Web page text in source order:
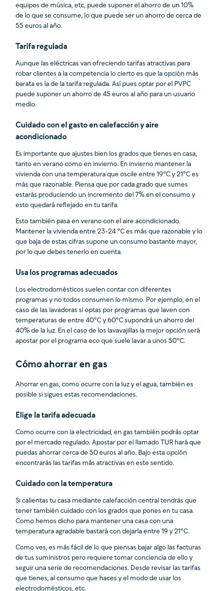
equipos de música, etc, puede suponer el ahorro de un 10%
de lo que se consume, lo que puede ser un ahorro de cerca de
55 euros al año.
Tarifa regulada
Aunque las eléctricas van ofreciendo tarifas atractivas para
robar clientes a la competencia lo cierto es que la opción más
barata es la de la tarifa regulada. Así pues optar por el PVPC
puede suponer un ahorro de 45 euros al año para un usuario
medio.
Cuidado con el gasto en calefacción y aire
acondicionado
Es importante que ajustes bien los grados que tienes en casa,
tanto en verano como en invierno. En invierno mantener la
vivienda con una temperatura que oscile entre 19ºC y 21ºC es
más que razonable. Piensa que por cada grado que sumes
estarás produciendo un incremento del 7% en el consumo y
esto quedará reflejado en tu tarifa.
Esto también pasa en verano con el aire acondicionado.
Mantener la vivienda entre 23-24 ºC es más que razonable y lo
que baja de estas cifras supone un consumo bastante mayor,
por lo que debes tenerlo en cuenta.
Usa los programas adecuados
Los electrodomésticos suelen contar con diferentes
programas y no todos consumen lo mismo. Por ejemplo, en el
caso de las lavadoras si optas por programas que laven con
temperaturas de entre 40ºC y 60ºC supondrá un ahorro del
40% de la luz. En el caso de los lavavajillas la mejor opción será
apostar por el programa eco que suele lavar a unos 50ºC.
Cómo ahorrar en gas
Ahorrar en gas, como ocurre con la luz y el agua, también es
posible si sigues estas recomendaciones.
Elige la tarifa adecuada
Como ocurre con la electricidad, en gas también podrás optar
por el mercado regulado. Apostar por el llamado TUR hará que
puedas ahorrar cerca de 50 euros al año. Bajo esta opción
encontrarás las tarifas más atractivas en este sentido.
Cuidado con la temperatura
Si calientas tu casa mediante calefacción central tendrás que
tener también cuidado con los grados que pones en tu casa.
Como hemos dicho para mantener una casa con una
temperatura agradable bastará con dejarla entre 19 y 21ºC.
Como ves, es más fácil de lo que piensas bajar algo las facturas
de tus suministros pero requiere tomar conciencia de ello y
seguir una serie de recomendaciones. Desde revisar las tarifas
que tienes, al consumo que haces y el modo de usar los
electrodomésticos, etc.